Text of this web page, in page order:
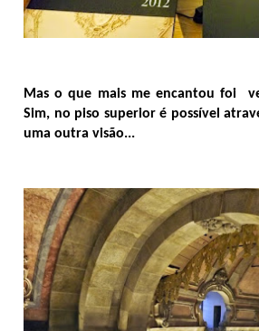
Mas o que mais me encantou foi
Sim, no piso superior é possível
uma outra visão...